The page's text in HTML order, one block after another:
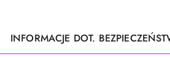
INFORMACJE DOT.